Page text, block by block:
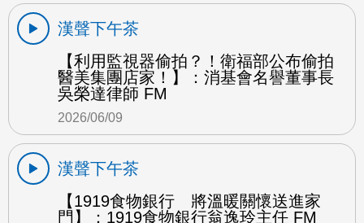
漢聲下午茶
【利用監視器偷拍？！衛福部公布偷拍
醫美集團店家！】：消基會名譽董事長
吳榮達律師 FM
2026/06/09
漢聲下午茶
【1919食物銀行 將溫暖關懷送進家
門】：1919食物銀行翁逸玲主任 FM